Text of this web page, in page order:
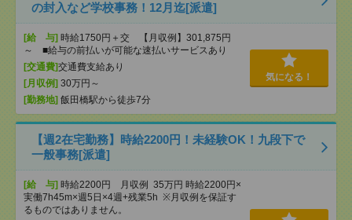
の封入など学校事務！12月迄[派遣]
[給 与] 時給1750円＋交 【月収例】301,875円
～ ■給与の前払いが可能な速払いサービスあり
[交通費]交通費支給あり
[月収例] 30万円～
[勤務地] 飯田橋駅から徒歩7分
気になる！
【週2在宅勤務】時給2200円！未経験OK！九段下で
一般事務[派遣]
[給 与] 時給2200円 月収例 35万円 時給2200円×
実働7h45m×週5日×4週+残業5h ※月収例を保証す
るものではありません。